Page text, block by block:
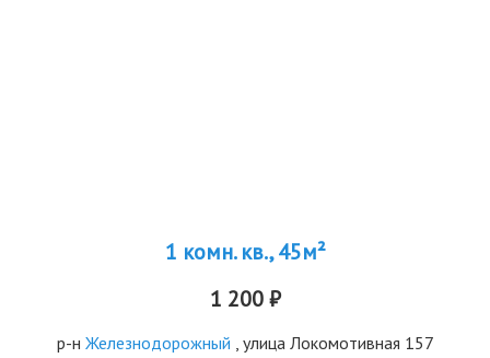
1 комн. кв., 45м²
1 200 ₽
р-н Железнодорожный , улица Локомотивная 157